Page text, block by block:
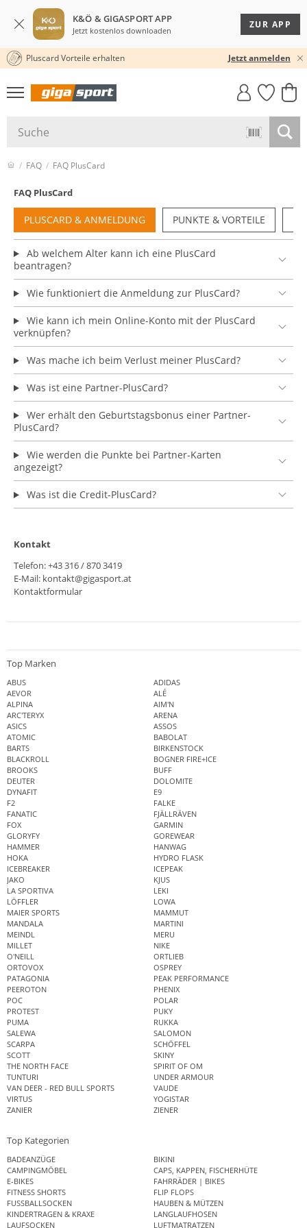
K&Ö & GIGASPORT APP
Jetzt kostenlos downloaden
ZUR APP
KOSTENLOSER VERSAND* & RÜCKVERSAND
Pluscard Vorteile erhalten Jetzt anmelden
GIGASTYLE
FAHRRAD­
MUST-HAVE
FAQ FAQ PlusCard
FAQ PlusCard
PLUSCARD & ANMELDUNG PUNKTE & VORTEILE
Ab welchem Alter kann ich eine PlusCard
beantragen?
Wie funktioniert die Anmeldung zur PlusCard?
Wie kann ich mein Online-Konto mit der PlusCard
verknüpfen?
Was mache ich beim Verlust meiner PlusCard?
Was ist eine Partner-PlusCard?
Wer erhält den Geburtstagsbonus einer Partner-
PlusCard?
Wie werden die Punkte bei Partner-Karten
angezeigt?
Was ist die Credit-PlusCard?
Kontakt
Telefon: +43 316 / 870 3419
E-Mail: kontakt@gigasport.at
Kontaktformular
Top Marken
ABUS
ADIDAS
AEVOR
ALÉ
ALPINA
AIM'N
ARC'TERYX
ARENA
ASICS
ASSOS
ATOMIC
BABOLAT
BARTS
BIRKENSTOCK
BLACKROLL
BOGNER FIRE+ICE
BROOKS
BUFF
DEUTER
DOLOMITE
DYNAFIT
E9
F2
FALKE
FANATIC
FJÄLLRÄVEN
FOX
GARMIN
GLORYFY
GOREWEAR
HAMMER
HANWAG
HOKA
HYDRO FLASK
ICEBREAKER
ICEPEAK
JAKO
KJUS
LA SPORTIVA
LEKI
LÖFFLER
LOWA
MAIER SPORTS
MAMMUT
MANDALA
MARTINI
MEINDL
MERU
MILLET
NIKE
O'NEILL
ORTLIEB
ORTOVOX
OSPREY
PATAGONIA
PEAK PERFORMANCE
PEEROTON
PHENIX
POC
POLAR
PROTEST
PUKY
PUMA
RUKKA
SALEWA
SALOMON
SCARPA
SCHÖFFEL
SCOTT
SKINY
THE NORTH FACE
SPIRIT OF OM
TUNTURI
UNDER ARMOUR
VAN DEER - RED BULL SPORTS
VAUDE
VIRTUS
YOGISTAR
ZANIER
ZIENER
Top Kategorien
BADEANZÜGE
BIKINI
CAMPINGMÖBEL
CAPS, KAPPEN, FISCHERHÜTE
E-BIKES
FAHRRÄDER | BIKES
FITNESS SHORTS
FLIP FLOPS
FUSSBALLSOCKEN
HAUBEN & MÜTZEN
KINDERTRAGEN & KRAXE
LANGLAUFHOSEN
LAUFSOCKEN
LUFTMATRATZEN